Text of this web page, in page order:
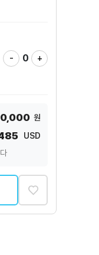
- 0 +
원
USD
♡